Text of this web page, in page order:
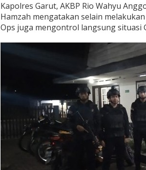
Kapolres Garut, AKBP Rio Wahyu
Hamzah mengatakan selain
Ops juga mengontrol langsung situasi